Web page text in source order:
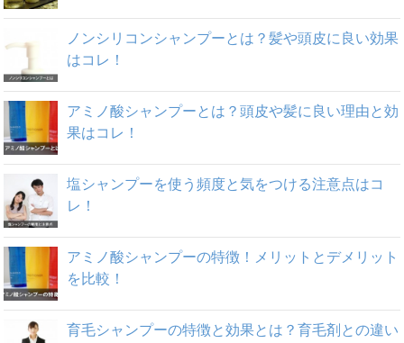
ノンシリコンシャンプーとは？髪や頭皮に良い効果
はコレ！
アミノ酸シャンプーとは？頭皮や髪に良い理由と効
果はコレ！
塩シャンプーを使う頻度と気をつける注意点はコ
レ！
アミノ酸シャンプーの特徴！メリットとデメリット
を比較！
育毛シャンプーの特徴と効果とは？育毛剤との違い